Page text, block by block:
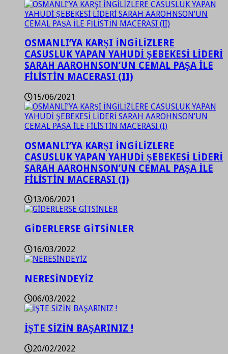
OSMANLI’YA KARŞI İNGİLİZLERE
CASUSLUK YAPAN YAHUDİ ŞEBEKESİ LİDERİ
SARAH AAROHNSON’UN CEMAL PAŞA İLE
FİLİSTİN MACERASI (II)
15/06/2021
OSMANLI’YA KARŞI İNGİLİZLERE
CASUSLUK YAPAN YAHUDİ ŞEBEKESİ LİDERİ
SARAH AAROHNSON’UN CEMAL PAŞA İLE
FİLİSTİN MACERASI (I)
13/06/2021
GİDERLERSE GİTSİNLER
16/03/2022
NERESİNDEYİZ
06/03/2022
İŞTE SİZİN BAŞARINIZ !
20/02/2022